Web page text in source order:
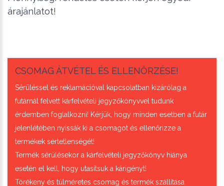
árajánlatot!
CSOMAG ÁTVÉTEL ÉS ELLENŐRZÉSE!
Sérüléssel és reklamációval kapcsolatban kizárólag a
futárnál felvett kárfelvételi jegyzőkönyvvel tudunk
érdemben foglalkozni! Kérjük, hogy minden esetben a futár
jelenlétében nyissák ki a csomagot és ellenőrizze a
termékek sértetlenségét!
Termék sérülésekor a kárfelvételi jegyzőkönyv hiánya
esetén el kell, hogy utasítsuk a kárigényt!
Törékeny és túlméretes csomag és termék szállítása